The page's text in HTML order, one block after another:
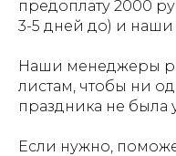
предоплату 2000
3-5 дней до) и наши
Наши менеджеры
листам, чтобы ни
праздника не была
Если нужно,